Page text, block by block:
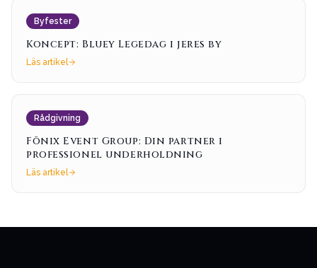
Byfester
Koncept: Bluey Legedag i jeres by
Läs artikel
Rådgivning
Fōnix Event Group: Din partner i
professionel underholdning
Läs artikel